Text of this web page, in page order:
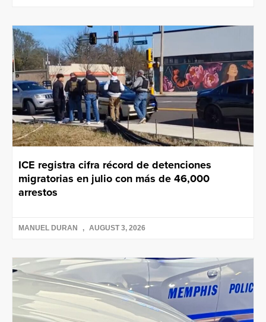
ICE registra cifra récord de detenciones
migratorias en julio con más de 46,000
arrestos
MANUEL DURAN AUGUST 3, 2026